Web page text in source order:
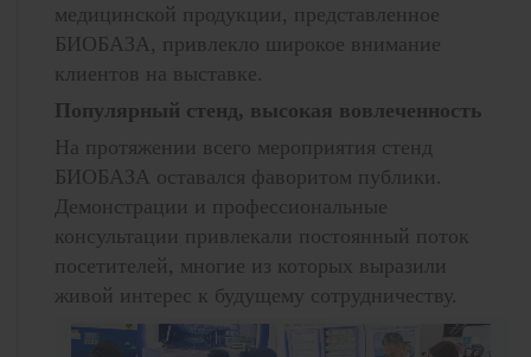
медицинской продукции, представленное
БИОБАЗА, привлекло широкое внимание
клиентов на выставке.
Популярный стенд, высокая вовлеченность
На протяжении всего мероприятия стенд
БИОБАЗА оставался фаворитом публики.
Демонстрации и профессиональные
консультации привлекали постоянный поток
посетителей, многие из которых выразили
живой интерес к будущему сотрудничеству.